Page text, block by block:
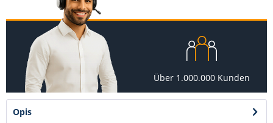
Über 1.000.000 Kunden
Opis